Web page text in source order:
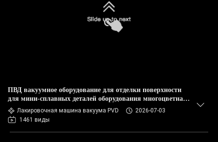
ПВД вакуумное оборудование для отделки поверхности
для мини-сплавных деталей оборудования многоцветная
тонкопленочная испытательная машина для осаждения
Лакировочная машина вакуума PVD
2026-07-03
1461 виды